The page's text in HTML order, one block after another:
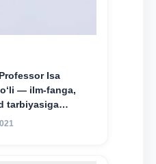
Isa
— ilm-fanga,
tarbiyasiga